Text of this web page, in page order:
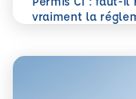
vraiment la
En savoir plus
Permis C1 : faut-